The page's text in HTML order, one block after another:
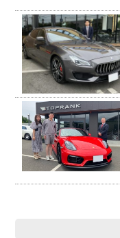
店舗/スタッフ情報
インフォメーション
トップランク・マガジン
採用情報